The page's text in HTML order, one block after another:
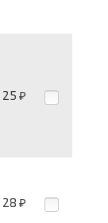
25 ₽
28 ₽